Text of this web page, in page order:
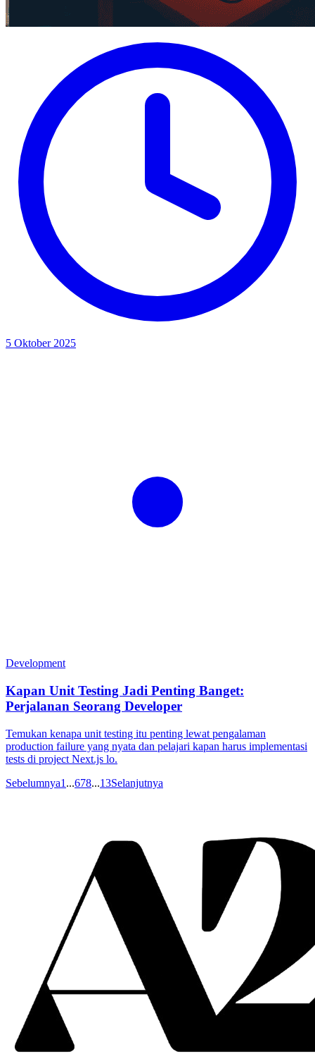
5 Oktober 2025
Development
Kapan Unit Testing Jadi Penting Banget:
Perjalanan Seorang Developer
Temukan kenapa unit testing itu penting lewat pengalaman
production failure yang nyata dan pelajari kapan harus implementasi
tests di project Next.js lo.
Sebelumnya1 ...678...13Selanjutnya